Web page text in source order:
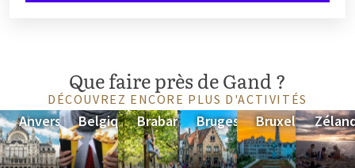
Que faire près de Gand ?
DÉCOUVREZ ENCORE PLUS D'ACTIVITÉS
Anvers Belgique Brabant Bruges Bruxelles